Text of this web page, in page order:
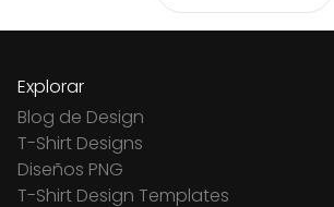
Explorar
Blog de Design
T-Shirt Designs
Diseños PNG
T-Shirt Design Templates